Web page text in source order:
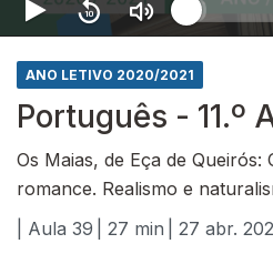
ANO LETIVO 2020/2021
Português - 11.º
Os Maias, de Eça de
romance. Realismo e
| Aula 39
| 27 min
| 27 abr.